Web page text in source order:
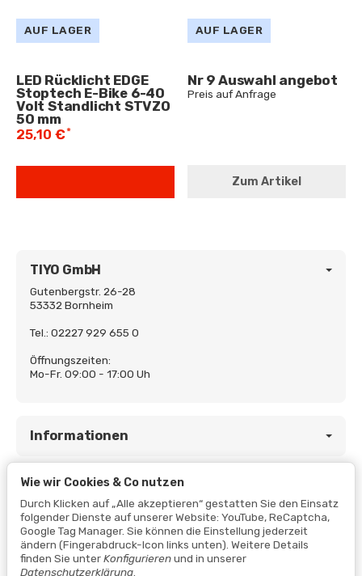
AUF LAGER
LED Rücklicht EDGE
Stoptech E-Bike 6-40
Volt Standlicht STVZO
50 mm
25,10 €*
AUF LAGER
Nr 9 Auswahl angebot
Preis auf Anfrage
Zum Artikel
TIYO GmbH
Gutenbergstr. 26-28
53332 Bornheim
Tel.: 02227 929 655 0
Öffnungszeiten:
Mo-Fr. 09:00 - 17:00 Uh
Informationen
Gesetzliche Informationen
Wie wir Cookies & Co nutzen
Durch Klicken auf „Alle akzeptieren“ gestatten Sie den Einsatz
folgender Dienste auf unserer Website: YouTube, ReCaptcha,
Google Tag Manager. Sie können die Einstellung jederzeit
ändern (Fingerabdruck-Icon links unten). Weitere Details
finden Sie unterKonfigurierenund in unserer
Datenschutzerklärung.